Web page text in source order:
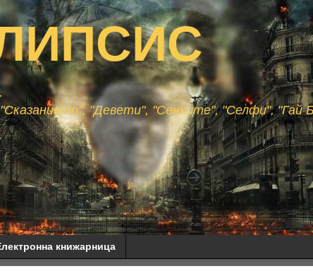
"Девети", "Сенките", "Селфи", "Гай
книжарница